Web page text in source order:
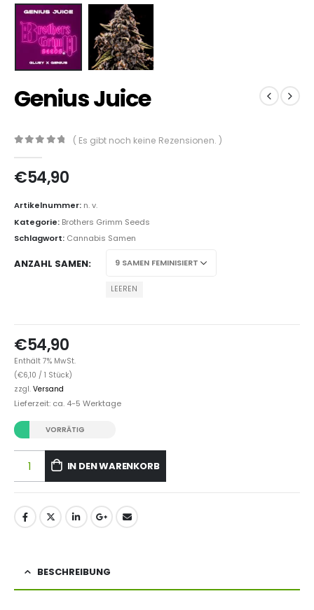
Genius Juice
( Es gibt noch keine Rezensionen. )
€54,90
Artikelnummer: n. v.
Kategorie: Brothers Grimm Seeds
Schlagwort: Cannabis Samen
ANZAHL SAMEN
LEEREN
€54,90
Enthält 7% MwSt.
(€6,10 / 1 Stück)
zzgl. Versand
Lieferzeit: ca. 4-5 Werktage
VORRÄTIG
IN DEN WARENKORB
BESCHREIBUNG